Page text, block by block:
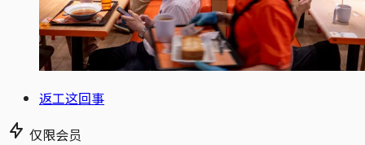
返工这回事
仅限会员